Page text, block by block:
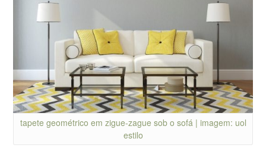
tapete geométrico em zigue-zague sob o sofá | imagem: uol
estilo